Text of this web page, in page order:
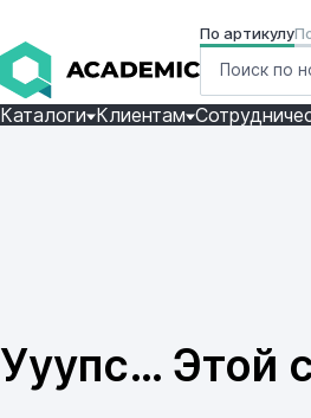
По артикулу
Каталоги Клиентам
Ууупс… Этой